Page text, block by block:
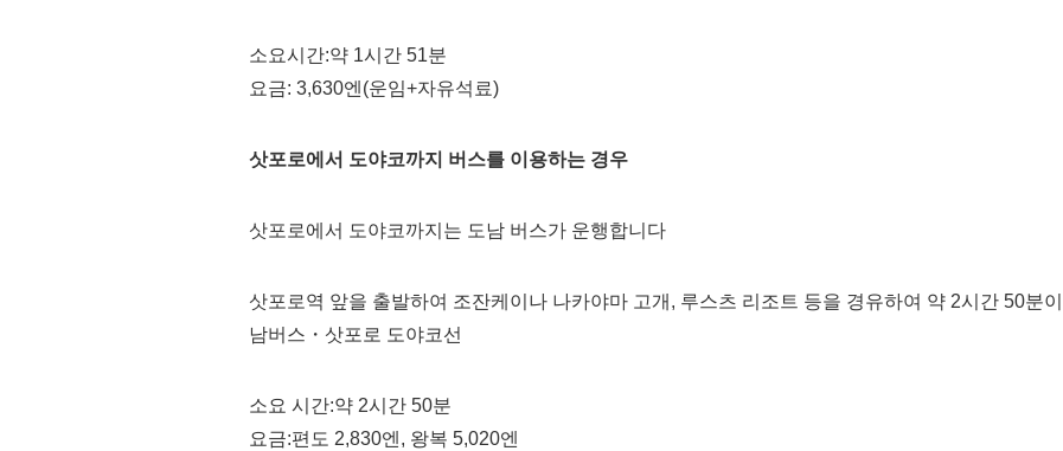
소요시간:약 1시간 51분
요금: 3,630엔(운임+자유석료)
삿포로에서 도야코까지 버스를 이용하는 경우
삿포로에서 도야코까지는 도남 버스가 운행합니다
삿포로역 앞을 출발하여 조잔케이나 나카야마 고개, 루스츠 리조트 등을 경유하여 약 2시간 50분
남버스・삿포로 도야코선
소요 시간:약 2시간 50분
요금:편도 2,830엔, 왕복 5,020엔